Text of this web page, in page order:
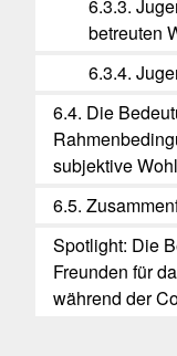
6.3.3.
betreuten
6.3.4.
6.4. Die
subjektive
6.5.
Spotlight: Die
Freunden für
während der